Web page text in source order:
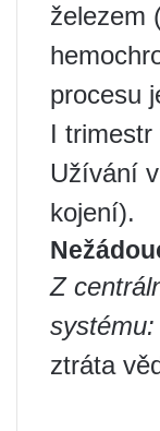
železem
procesu
I
Užívání
kojení).
Z
systému:
ztráta